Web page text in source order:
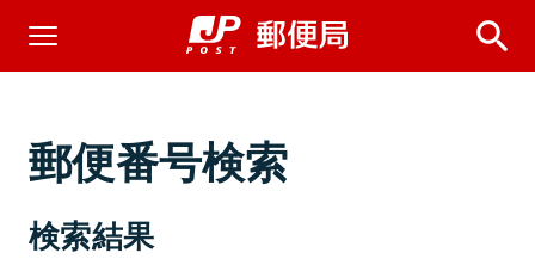
郵便番号検索
検索結果